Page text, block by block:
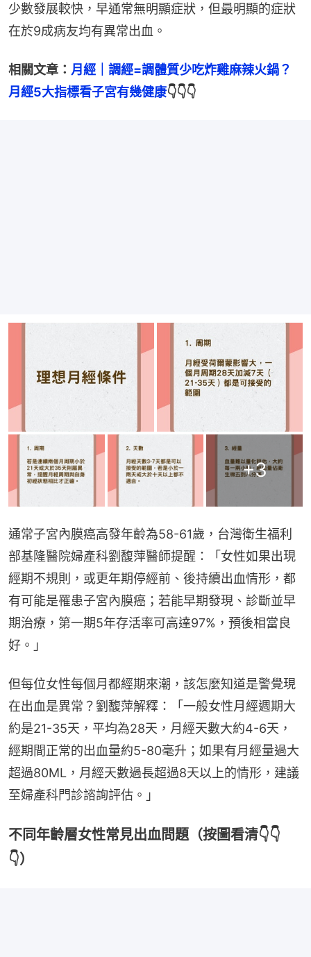
少數發展較快，早通常無明顯症狀，但最明顯的症狀
在於9成病友均有異常出血。
相關文章： 月經｜調經=調體質少吃炸雞麻辣火鍋？
月經5大指標看子宮有幾健康👇👇👇
+3
通常子宮內膜癌高發年齡為58-61歲，台灣衛生福利
部基隆醫院婦產科劉馥萍醫師提醒：「女性如果出現
經期不規則，或更年期停經前、後持續出血情形，都
有可能是罹患子宮內膜癌；若能早期發現、診斷並早
期治療，第一期5年存活率可高達97%，預後相當良
好。」
但每位女性每個月都經期來潮，該怎麼知道是警覺現
在出血是異常？劉馥萍解釋：「一般女性月經週期大
約是21-35天，平均為28天，月經天數大約4-6天，
經期間正常的出血量約5-80毫升；如果有月經量過大
超過80ML，月經天數過長超過8天以上的情形，建議
至婦產科門診諮詢評估。」
不同年齡層女性常見出血問題（按圖看清👇👇
👇）